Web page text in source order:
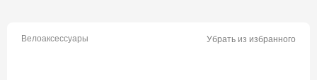
Велоаксессуары Убрать из избранного